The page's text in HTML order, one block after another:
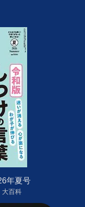
年夏号
大百科